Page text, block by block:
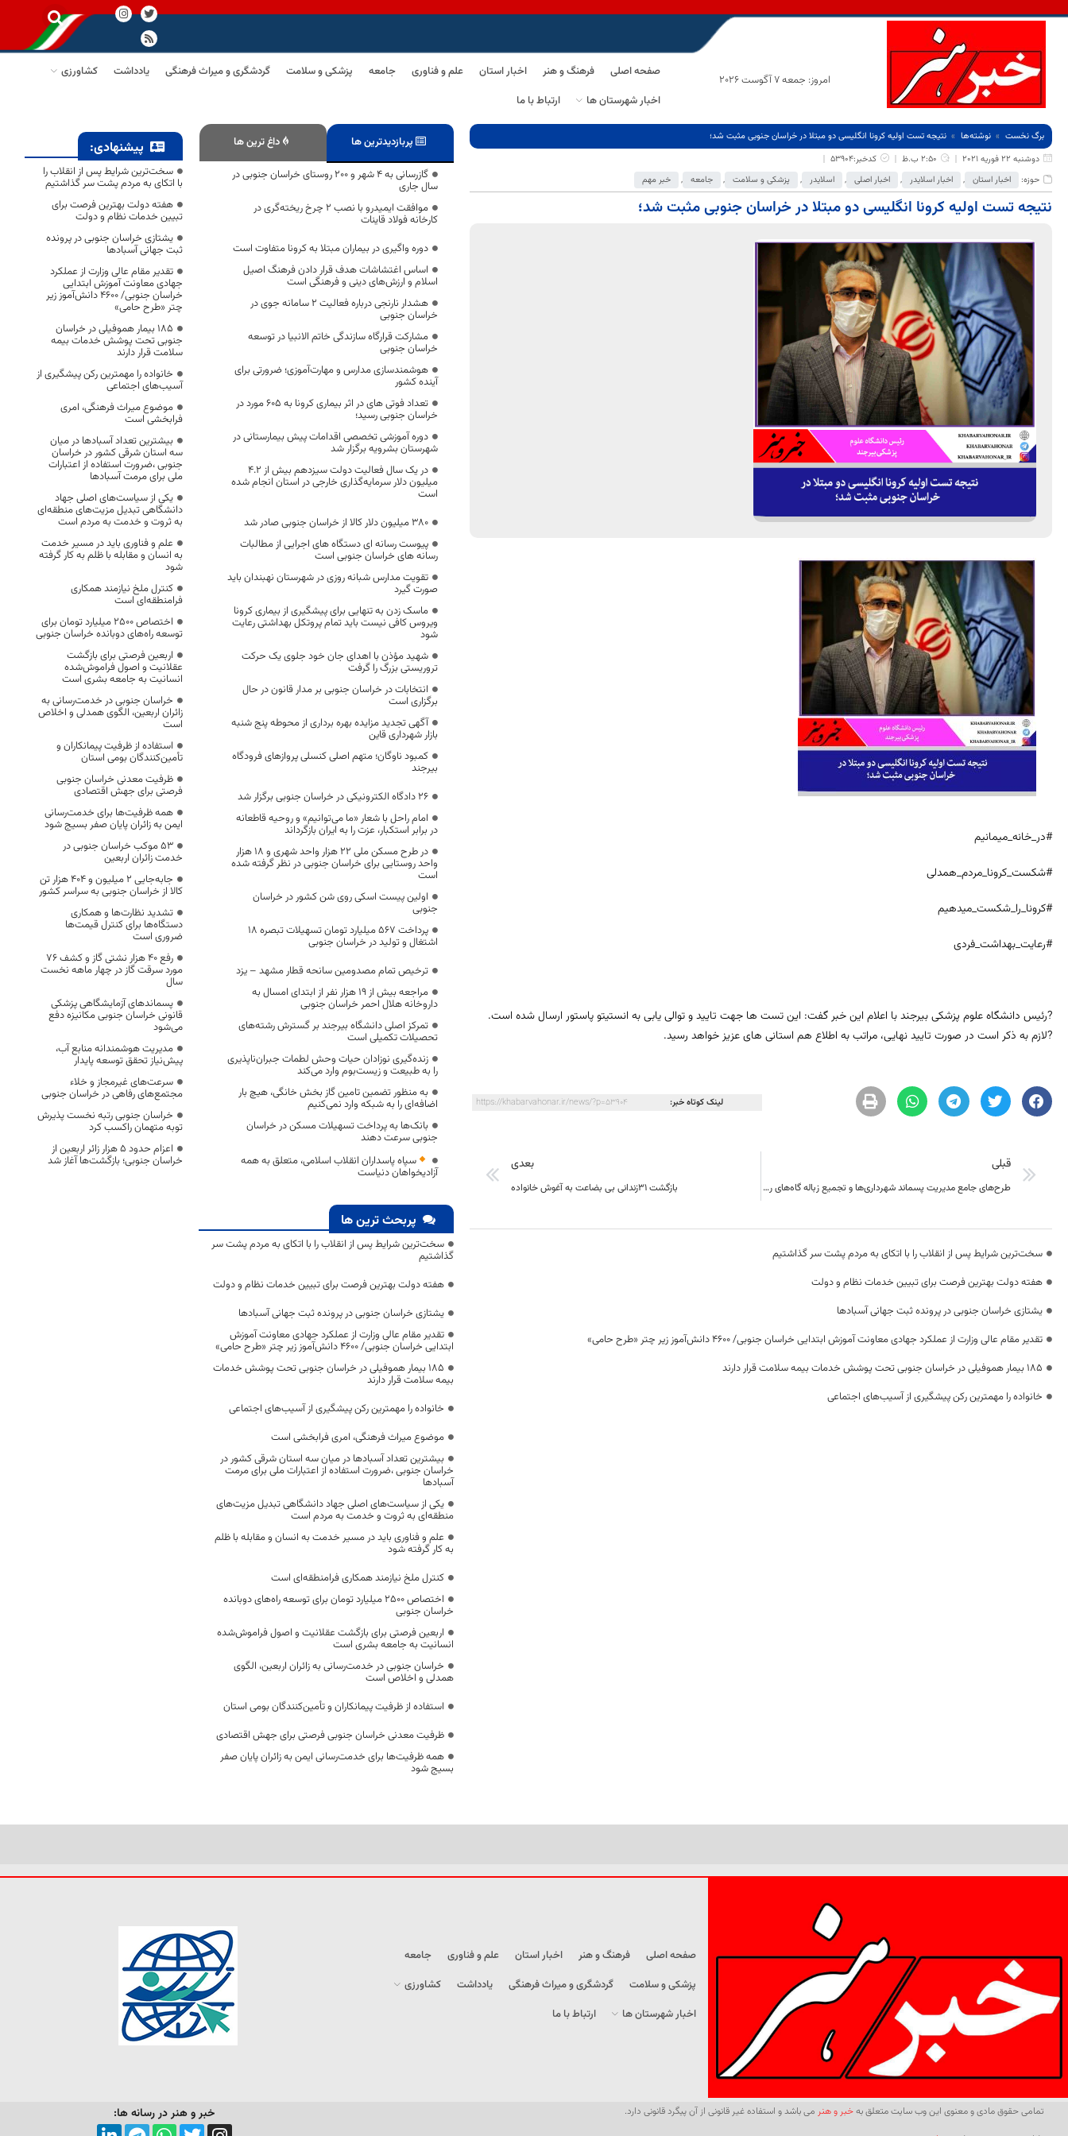
امروز: جمعه 7 آگوست 2026
صفحه اصلی فرهنگ و هنر اخبار استان علم و فناوری جامعه پزشکی و سلامت گردشگری و میراث فرهنگی یادداشت
کشاورزی
اخبار شهرستان ها
ارتباط با ما
برگ نخست نوشته‌ها
نتیجه تست اولیه کرونا انگلیسی دو مبتلا در خراسان جنوبی مثبت شد؛
دوشنبه 22 فوریه 2021
2:50 ب.ظ
کدخبر:53904
حوزه:
اخبار استان , اخبار اسلایدر , اخبار اصلی , اسلایدر , پزشکی و سلامت , جامعه , خبر مهم
نتیجه تست اولیه کرونا انگلیسی دو مبتلا در خراسان جنوبی مثبت شد؛
#در_خانه_میمانیم
#شکست_کرونا_مردم_همدلی
#کرونا_را_شکست_میدهیم
#رعایت_بهداشت_فردی
?رئیس دانشگاه علوم پزشکی بیرجند با اعلام این خبر گفت: این تست ها جهت تایید و توالی یابی به انستیتو پاستور ارسال شده است.
?لازم به ذکر است در صورت تایید نهایی، مراتب به اطلاع هم استانی های عزیز خواهد رسید.
لینک کوتاه خبر: https://khabarvahonar.ir/news/?p=53904
قبلی
طرح‌های جامع مدیریت پسماند شهرداری‌ها و تجمیع زباله گاه‌های روستایی تدوین می شود
بعدی
بازگشت ۳۱زندانی بی بضاعت به آغوش خانواده
سخت‌ترین شرایط پس از انقلاب را با اتکای به مردم پشت سر گذاشتیم
هفته دولت بهترین فرصت برای تبیین خدمات نظام و دولت
یشتازی خراسان جنوبی در پرونده ثبت جهانی آسبادها
تقدیر مقام عالی وزارت از عملکرد جهادی معاونت آموزش ابتدایی خراسان جنوبی/ ۴۶۰۰ دانش‌آموز زیر چتر «طرح حامی»
۱۸۵ بیمار هموفیلی در خراسان جنوبی تحت پوشش خدمات بیمه سلامت قرار دارند
خانواده را مهمترین رکن پیشگیری از آسیب‌های اجتماعی
پربازدیدترین ها داغ ترین ها
گازرسانی به ۴ شهر و ۲۰۰ روستای خراسان جنوبی در
سال جاری
موافقت ایمیدرو با نصب ۲ چرخ ریخته‌گری در
کارخانه فولاد قاینات
دوره واگیری در بیماران مبتلا به کرونا متفاوت است
اساس اغتشاشات هدف قرار دادن فرهنگ اصیل
اسلام و ارزش‌های دینی و فرهنگی است
هشدار نارنجی درباره فعالیت ۲ سامانه جوی در
خراسان جنوبی
مشارکت قرارگاه سازندگی خاتم الانبیا در توسعه
خراسان جنوبی
هوشمندسازی مدارس و مهارت‌آموزی؛ ضرورتی برای
آینده کشور
تعداد فوتی های در اثر بیماری کرونا به 605 مورد در
خراسان جنوبی رسید؛
دوره آموزشی تخصصی اقدامات پیش بیمارستانی در
شهرستان بشرویه برگزار شد
در یک سال فعالیت دولت سیزدهم بیش از ۴.۲
میلیون دلار سرمایه‌گذاری خارجی در استان انجام شده
است
۳۸۰ میلیون دلار کالا از خراسان جنوبی صادر شد
پیوست رسانه ای دستگاه های اجرایی از مطالبات
رسانه های خراسان جنوبی است
تقویت مدارس شبانه روزی در شهرستان نهبندان باید
صورت گیرد
ماسک زدن به تنهایی برای پیشگیری از بیماری کرونا
ویروس کافی نیست باید تمام پروتکل بهداشتی رعایت
شود
شهید مؤذن با اهدای جان خود جلوی یک حرکت
تروریستی بزرگ را گرفت
انتخابات در خراسان جنوبی بر مدار قانون در حال
برگزاری است
آگهی تجدید مزایده بهره برداری از محوطه پنج شنبه
بازار شهرداری قاین
کمبود ناوگان؛ متهم اصلی کنسلی پروازهای فرودگاه
بیرجند
۲۶ دادگاه الکترونیکی در خراسان جنوبی برگزار شد
امام راحل با شعار «ما می‌توانیم» و روحیه قاطعانه
در برابر استکبار، عزت را به ایران بازگرداند
در طرح مسکن ملی ۲۲ هزار واحد شهری و ۱۸ هزار
واحد روستایی برای خراسان جنوبی در نظر گرفته شده
است
اولین پیست اسکی روی شن کشور در خراسان
جنوبی
پرداخت ۵۶۷ میلیارد تومان تسهیلات تبصره ۱۸
اشتغال و تولید در خراسان جنوبی
ترخیص تمام مصدومین سانحه قطار مشهد – یزد
مراجعه بیش از ۱۹ هزار نفر از ابتدای امسال به
داروخانه هلال احمر خراسان جنوبی
تمرکز اصلی دانشگاه بیرجند بر گسترش رشته‌های
تحصیلات تکمیلی است
زنده‌گیری نوزادان حیات وحش لطمات جبران‌ناپذیری
را به طبیعت و زیست‌بوم وارد می‌کند
به منظور تضمین تامین گاز بخش خانگی، هیچ بار
اضافه‌ای را به شبکه وارد نمی‌کنیم
بانک‌ها به پرداخت تسهیلات مسکن در خراسان
جنوبی سرعت دهند
سپاه پاسداران انقلاب اسلامی، متعلق به همه
آزادیخواهان دنیاست
پربحث ترین ها
سخت‌ترین شرایط پس از انقلاب را با اتکای به مردم پشت سر
گذاشتیم
هفته دولت بهترین فرصت برای تبیین خدمات نظام و دولت
یشتازی خراسان جنوبی در پرونده ثبت جهانی آسبادها
تقدیر مقام عالی وزارت از عملکرد جهادی معاونت آموزش
ابتدایی خراسان جنوبی/ ۴۶۰۰ دانش‌آموز زیر چتر «طرح حامی»
۱۸۵ بیمار هموفیلی در خراسان جنوبی تحت پوشش خدمات
بیمه سلامت قرار دارند
خانواده را مهمترین رکن پیشگیری از آسیب‌های اجتماعی
موضوع میراث فرهنگی، امری فرابخشی است
بیشترین تعداد آسبادها در میان سه استان شرقی کشور در
خراسان جنوبی ،ضرورت استفاده از اعتبارات ملی برای مرمت
آسبادها
یکی از سیاست‌های اصلی جهاد دانشگاهی تبدیل مزیت‌های
منطقه‌ای به ثروت و خدمت به مردم است
علم و فناوری باید در مسیر خدمت به انسان و مقابله با ظلم
به کار گرفته شود
کنترل ملخ نیازمند همکاری فرامنطقه‌ای است
اختصاص 2500 میلیارد تومان برای توسعه راه‌های دوبانده
خراسان جنوبی
اربعین فرصتی برای بازگشت عقلانیت و اصول فراموش‌شده
انسانیت به جامعه بشری است
خراسان جنوبی در خدمت‌رسانی به زائران اربعین، الگوی
همدلی و اخلاص است
استفاده از ظرفیت پیمانکاران و تأمین‌کنندگان بومی استان
ظرفیت معدنی خراسان جنوبی فرصتی برای جهش اقتصادی
همه ظرفیت‌ها برای خدمت‌رسانی ایمن به زائران پایان صفر
بسیج شود
پیشنهادی:
سخت‌ترین شرایط پس از انقلاب را
با اتکای به مردم پشت سر گذاشتیم
هفته دولت بهترین فرصت برای
تبیین خدمات نظام و دولت
یشتازی خراسان جنوبی در پرونده
ثبت جهانی آسبادها
تقدیر مقام عالی وزارت از عملکرد
جهادی معاونت آموزش ابتدایی
خراسان جنوبی/ ۴۶۰۰ دانش‌آموز زیر
چتر «طرح حامی»
۱۸۵ بیمار هموفیلی در خراسان
جنوبی تحت پوشش خدمات بیمه
سلامت قرار دارند
خانواده را مهمترین رکن پیشگیری از
آسیب‌های اجتماعی
موضوع میراث فرهنگی، امری
فرابخشی است
بیشترین تعداد آسبادها در میان
سه استان شرقی کشور در خراسان
جنوبی ،ضرورت استفاده از اعتبارات
ملی برای مرمت آسبادها
یکی از سیاست‌های اصلی جهاد
دانشگاهی تبدیل مزیت‌های منطقه‌ای
به ثروت و خدمت به مردم است
علم و فناوری باید در مسیر خدمت
به انسان و مقابله با ظلم به کار گرفته
شود
کنترل ملخ نیازمند همکاری
فرامنطقه‌ای است
اختصاص 2500 میلیارد تومان برای
توسعه راه‌های دوبانده خراسان جنوبی
اربعین فرصتی برای بازگشت
عقلانیت و اصول فراموش‌شده
انسانیت به جامعه بشری است
خراسان جنوبی در خدمت‌رسانی به
زائران اربعین، الگوی همدلی و اخلاص
است
استفاده از ظرفیت پیمانکاران و
تأمین‌کنندگان بومی استان
ظرفیت معدنی خراسان جنوبی
فرصتی برای جهش اقتصادی
همه ظرفیت‌ها برای خدمت‌رسانی
ایمن به زائران پایان صفر بسیج شود
53 موکب خراسان جنوبی در
خدمت زائران اربعین
جابه‌جایی 2 میلیون و 404 هزار تن
کالا از خراسان جنوبی به سراسر کشور
تشدید نظارت‌ها و همکاری
دستگاه‌ها برای کنترل قیمت‌ها
ضروری است
رفع 40 هزار نشتی گاز و کشف 76
مورد سرقت گاز در چهار ماهه نخست
سال
پسماندهای آزمایشگاهی پزشکی
قانونی خراسان جنوبی مکانیزه دفع
می‌شود
مدیریت هوشمندانه منابع آب،
پیش‌نیاز تحقق توسعه پایدار
سرعت‌های غیرمجاز و خلاء
مجتمع‌های رفاهی در خراسان جنوبی
خراسان جنوبی رتبه نخست پذیرش
توبه متهمان راکسب کرد
اعزام حدود 5 هزار زائر اربعین از
خراسان جنوبی؛ بازگشت‌ها آغاز شد
صفحه اصلی فرهنگ و هنر اخبار استان علم و فناوری
جامعه
پزشکی و سلامت
گردشگری و میراث فرهنگی یادداشت
کشاورزی
اخبار شهرستان ها
ارتباط با ما
تمامی حقوق مادی و معنوی این وب سایت متعلق بهخبر و هنر می باشد و استفاده غیر قانونی از آن پیگرد قانونی دارد.
خبر و هنر در رسانه ها: